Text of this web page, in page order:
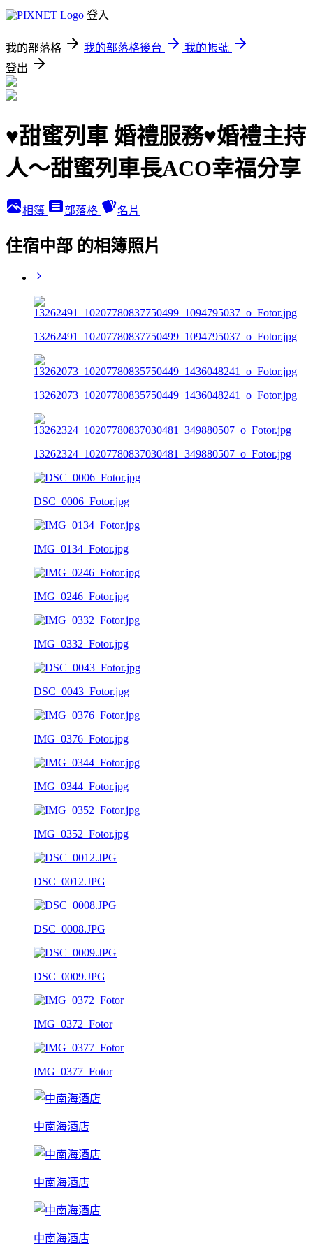
登入
我的部落格 我的部落格後台
我的帳號
登出
♥甜蜜列車 婚禮服務♥婚禮主持
人～甜蜜列車長ACO幸福分享
相簿 部落格 名片
住宿中部 的相簿照片
13262491_10207780837750499_1094795037_o_Fotor.jpg
13262073_10207780835750449_1436048241_o_Fotor.jpg
13262324_10207780837030481_349880507_o_Fotor.jpg
DSC_0006_Fotor.jpg
IMG_0134_Fotor.jpg
IMG_0246_Fotor.jpg
IMG_0332_Fotor.jpg
DSC_0043_Fotor.jpg
IMG_0376_Fotor.jpg
IMG_0344_Fotor.jpg
IMG_0352_Fotor.jpg
DSC_0012.JPG
DSC_0008.JPG
DSC_0009.JPG
IMG_0372_Fotor
IMG_0377_Fotor
中南海酒店
中南海酒店
中南海酒店